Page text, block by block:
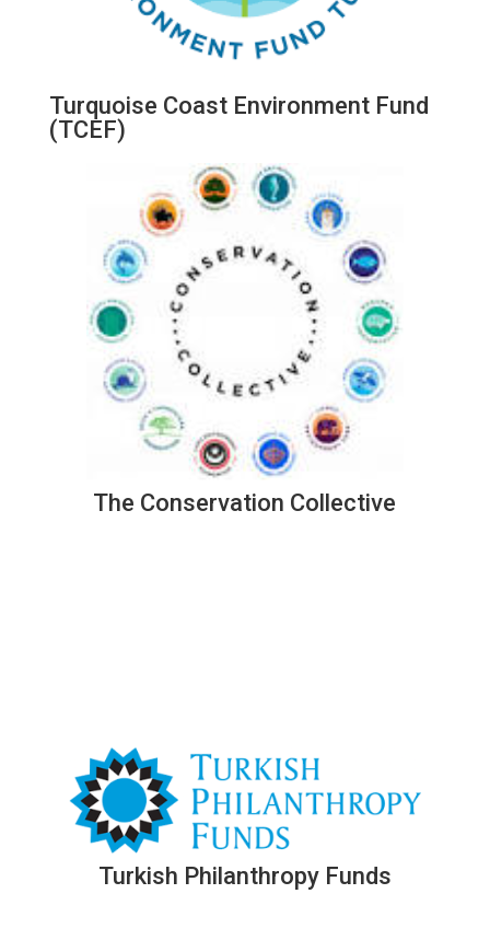
Turquoise Coast Environment Fund
(TCEF)
The Conservation Collective
Turkish Philanthropy Funds